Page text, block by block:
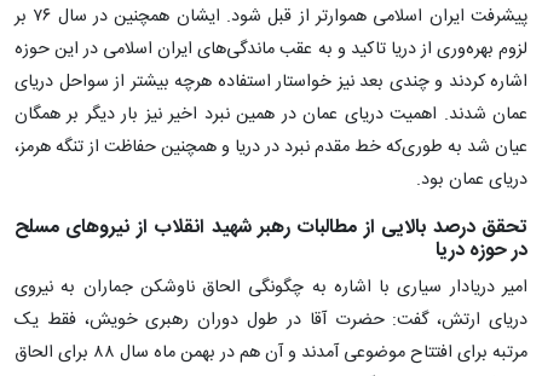
پیشرفت ایران اسلامی هموارتر از قبل شود. ایشان همچنین در سال ۷۶ بر
لزوم بهره‌وری از دریا تاکید و به عقب ماندگی‌های ایران اسلامی در این حوزه
اشاره کردند و چندی بعد نیز خواستار استفاده هرچه بیشتر از سواحل دریای
عمان شدند. اهمیت دریای عمان در همین نبرد اخیر نیز بار دیگر بر همگان
عیان شد به طوری‌که خط مقدم نبرد در دریا و همچنین حفاظت از تنگه هرمز،
دریای عمان بود.
تحقق درصد بالایی از مطالبات رهبر شهید انقلاب از نیروهای مسلح
در حوزه دریا
امیر دریادار سیاری با اشاره به چگونگی الحاق ناوشکن جماران به نیروی
دریای ارتش، گفت: حضرت آقا در طول دوران رهبری خویش، فقط یک
مرتبه برای افتتاح موضوعی آمدند و آن هم در بهمن ماه سال ۸۸ برای الحاق